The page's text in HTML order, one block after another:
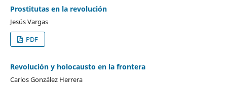
Prostitutas en la revolución
Jesús Vargas
PDF
Revolución y holocausto en la frontera
Carlos González Herrera